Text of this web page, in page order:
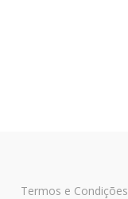
Termos e Condições